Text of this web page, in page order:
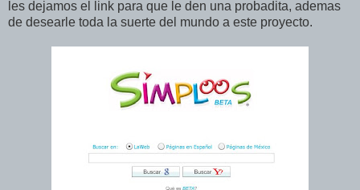
les dejamos el link para que le den una probadita, ademas
de desearle toda la suerte del mundo a este proyecto.